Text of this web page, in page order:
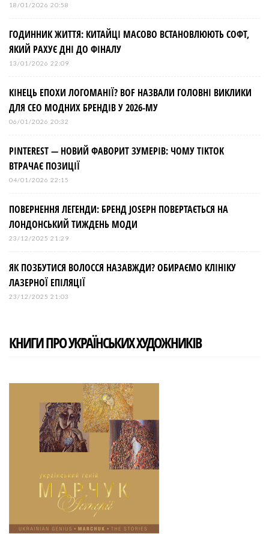
18/01/2026 20:58
ГОДИННИК ЖИТТЯ: КИТАЙЦІ МАСОВО ВСТАНОВЛЮЮТЬ СОФТ,
ЯКИЙ РАХУЄ ДНІ ДО ФІНАЛУ
13/01/2026 22:09
КІНЕЦЬ ЕПОХИ ЛОГОМАНІЇ? BOF НАЗВАЛИ ГОЛОВНІ ВИКЛИКИ
ДЛЯ СЕО МОДНИХ БРЕНДІВ У 2026-МУ
06/01/2026 20:32
PINTEREST — НОВИЙ ФАВОРИТ ЗУМЕРІВ: ЧОМУ TIKTOK
ВТРАЧАЄ ПОЗИЦІЇ
04/01/2026 22:15
ПОВЕРНЕННЯ ЛЕГЕНДИ: БРЕНД JOSEPH ПОВЕРТАЄТЬСЯ НА
ЛОНДОНСЬКИЙ ТИЖДЕНЬ МОДИ
23/12/2025 21:29
ЯК ПОЗБУТИСЯ ВОЛОССЯ НАЗАВЖДИ? ОБИРАЄМО КЛІНІКУ
ЛАЗЕРНОЇ ЕПІЛЯЦІЇ
23/12/2025 21:03
КНИГИ ПРО УКРАЇНСЬКИХ ХУДОЖНИКІВ